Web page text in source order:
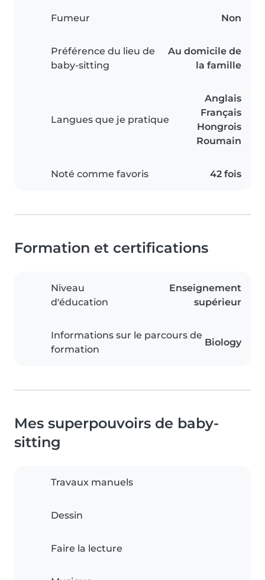
Fumeur Non
Préférence du lieu de
baby-sitting
Au domicile de
la famille
Langues que je pratique
Anglais
Français
Hongrois
Roumain
Noté comme favoris 42 fois
Formation et certifications
Niveau
d'éducation
Enseignement
supérieur
Informations sur le parcours de
formation
Biology
Mes superpouvoirs de baby-
sitting
Travaux manuels
Dessin
Faire la lecture